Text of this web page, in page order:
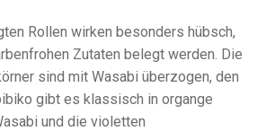
Rollen wirken besonders hübsch,
Zutaten belegt werden. Die
sind mit Wasabi überzogen, den
gibt es klassisch in organge
und die violetten